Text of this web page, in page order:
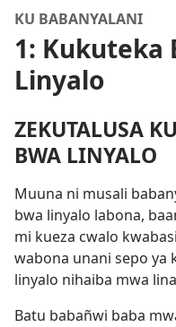
KU BABANYALANI
1: Kukuteka
Linyalo
ZEKUTALUSA
BWA LINYALO
Muuna ni musali
bwa linyalo labona,
mi kueza cwalo
wabona unani sepo ya
linyalo nihaiba mwa
Batu babañwi baba